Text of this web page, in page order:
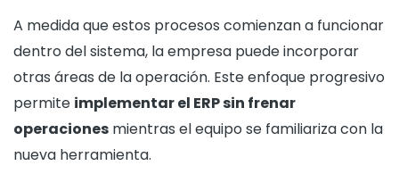
A medida que estos procesos comienzan a funcionar
dentro del sistema, la empresa puede incorporar
otras áreas de la operación. Este enfoque progresivo
permite implementar el ERP sin frenar
operaciones mientras el equipo se familiariza con la
nueva herramienta.